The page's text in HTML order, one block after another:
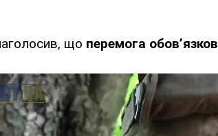
що перемога